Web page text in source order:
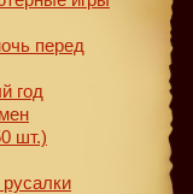
перед
год
шт.)